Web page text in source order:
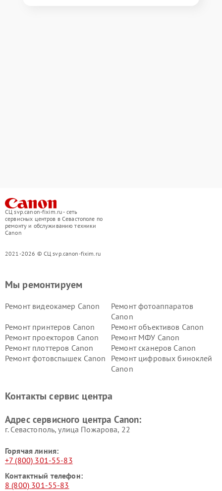
СЦ svp.canon-fixim.ru - сеть
сервисных центров в Севастополе по
ремонту и обслуживанию техники
Canon
2021-2026 © СЦ svp.canon-fixim.ru
Мы ремонтируем
Ремонт видеокамер Canon
Ремонт фотоаппаратов
Canon
Ремонт принтеров Canon
Ремонт объективов Canon
Ремонт проекторов Canon
Ремонт МФУ Canon
Ремонт плоттеров Canon
Ремонт сканеров Canon
Ремонт фотовспышек Canon
Ремонт цифровых биноклей
Canon
Контакты сервис центра
Адрес сервисного центра Canon:
г. Севастополь, улица Пожарова, 22
Горячая линия:
+7 (800) 301-55-83
Контактный телефон:
8 (800) 301-55-83